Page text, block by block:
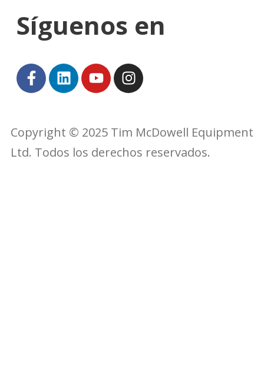
Síguenos en
Copyright © 2025 Tim McDowell Equipment
Ltd. Todos los derechos reservados.